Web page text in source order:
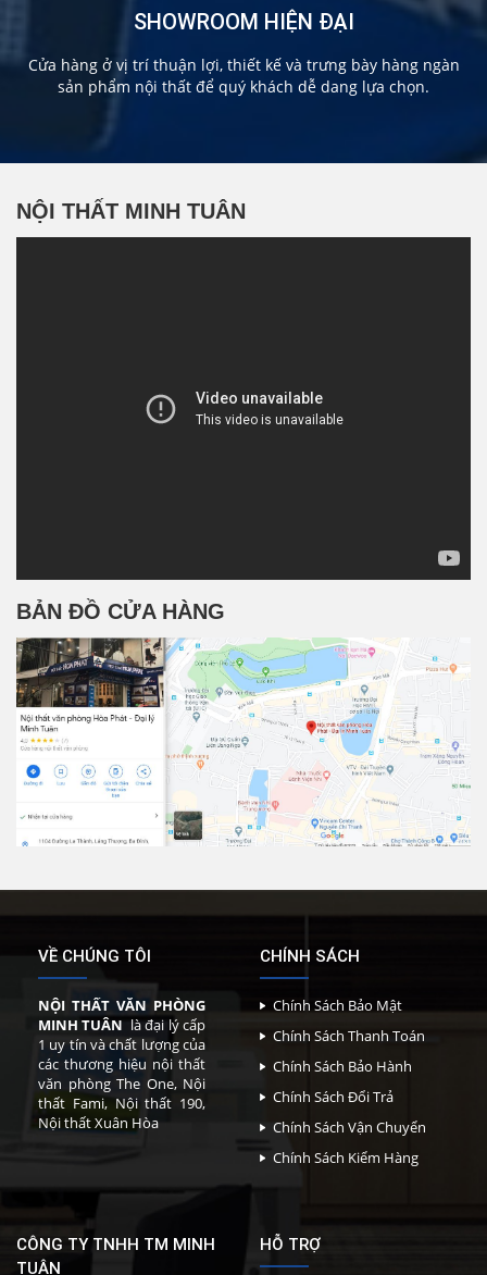
SHOWROOM HIỆN ĐẠI
Cửa hàng ở vị trí thuận lợi, thiết kế và trưng bày hàng ngàn
sản phẩm nội thất để quý khách dễ dang lựa chọn.
NỘI THẤT MINH TUÂN
BẢN ĐỒ CỬA HÀNG
VỀ CHÚNG TÔI
NỘI THẤT VĂN PHÒNG
MINH TUÂN là đại lý cấp
1 uy tín và chất lượng của
các thương hiệu nội thất
văn phòng The One, Nội
thất Fami, Nội thất 190,
Nội thất Xuân Hòa
CHÍNH SÁCH
Chính Sách Bảo Mật
Chính Sách Thanh Toán
Chính Sách Bảo Hành
Chính Sách Đổi Trả
Chính Sách Vận Chuyển
Chính Sách Kiểm Hàng
CÔNG TY TNHH TM MINH
TUÂN
HỖ TRỢ